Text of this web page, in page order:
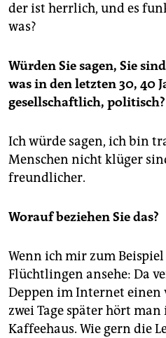
der ist herrlich, und es
was?
Würden Sie sagen, Sie
was in den letzten 30, 40
gesellschaftlich, politisch?
Ich würde sagen, ich bin
Menschen nicht klüger
freundlicher.
Worauf beziehen Sie das?
Wenn ich mir zum
Flüchtlingen ansehe: Da
Deppen im Internet
zwei Tage später hört
Kaffeehaus. Wie gern die